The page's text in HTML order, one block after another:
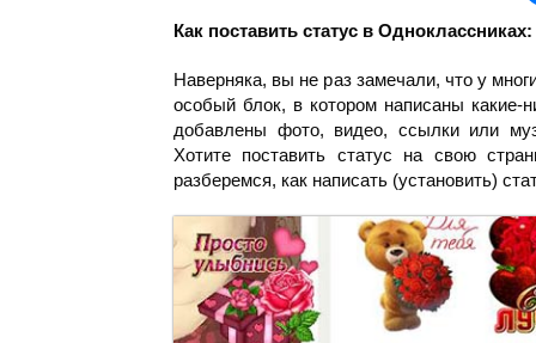
Как поставить статус в
Наверняка, вы не раз замечали, что у
особый блок, в котором написаны
добавлены фото, видео, ссылки или
Хотите поставить статус на свою
разберемся, как написать (установить)